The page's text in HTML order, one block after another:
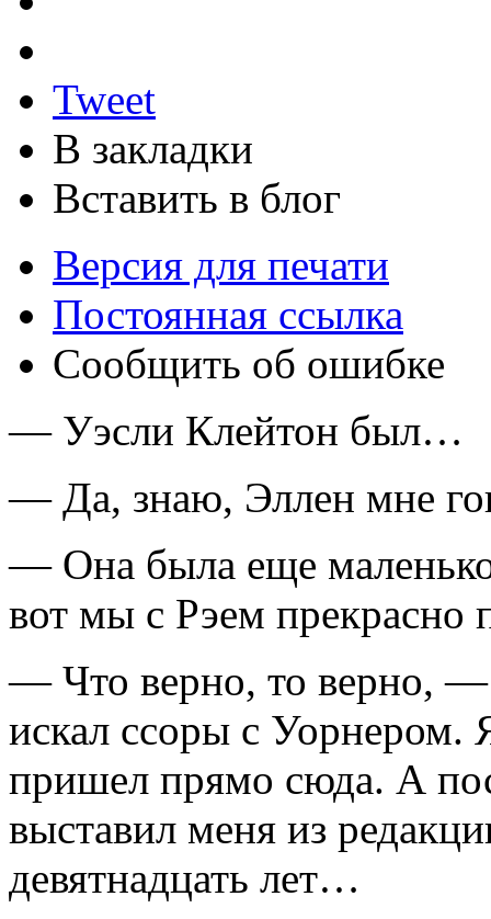
Tweet
В закладки
Вставить в блог
Версия для печати
Постоянная ссылка
Сообщить об ошибке
— Уэсли Клейтон был…
— Да, знаю, Эллен мне
— Она была еще
вот мы с Рэем
— Что верно, то верно,
искал ссоры с
пришел прямо сюда. А
выставил меня из
девятнадцать лет…